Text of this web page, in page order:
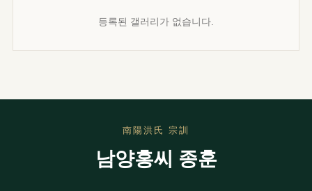
등록된 갤러리가 없습니다.
南陽洪氏 宗訓
남양홍씨 종훈